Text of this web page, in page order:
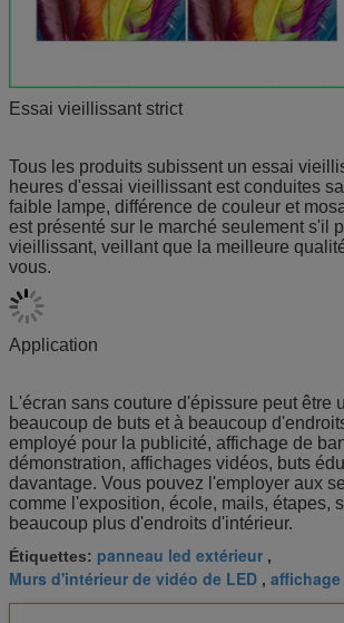
Essai vieillissant strict
Tous les produits subissent un essai
heures d'essai vieillissant est conduites
faible lampe, différence de couleur et
est présenté sur le marché seulement s'il
vieillissant, veillant que la meilleure
vous.
Application
L'écran sans couture d'épissure peut être
beaucoup de buts et à beaucoup
employé pour la publicité, affichage de
démonstration, affichages vidéos, buts
davantage. Vous pouvez l'employer aux
comme l'exposition, école, mails, étapes,
beaucoup plus d'endroits d'intérieur.
Étiquettes: panneau led extérieur ,
Murs d'intérieur de vidéo de LED ,